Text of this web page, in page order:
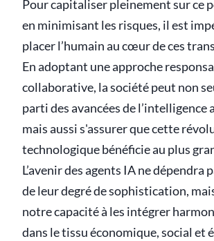
Pour capitaliser pleinement sur ce
en minimisant les risques, il est
placer l’humain au cœur de ces
En adoptant une approche
collaborative, la société peut non
parti des avancées de l’intelligence
mais aussi s'assurer que cette
technologique bénéficie au plus
L’avenir des agents IA ne dépendra
de leur degré de sophistication,
notre capacité à les intégrer
dans le tissu économique, social et